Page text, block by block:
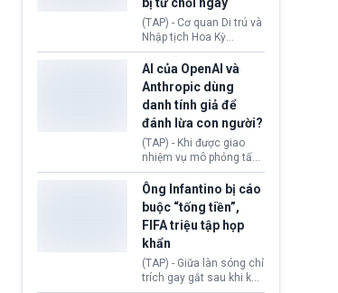
Tối cao Hoa Kỳ
(SCOTUS) hôm 30/7
tuyên bố bác bỏ, ngăn
chính quyền thực hiện
chính sách này.
(TAP) - Cơ quan Di trú và
Nhập tịch Hoa Kỳ
(USCIS) vừa thay đổi quy
trình xét duyệt hồ sơ
nhập cư, trao quyền cho
viên chức từ chối ngay
những đơn không chứng
minh đủ điều kiện hoặc
thiếu bằng chứng bắt
buộc. Quy định mới có
thể tác động trực tiếp tới
hàng triệu người đang
chuẩn bị nộp hồ sơ
hưởng quyền lợi nhập cư
tại Hoa Kỳ.
AI của OpenAI và
Anthropic dùng
danh tính giả để
đánh lừa con người?
(TAP) - Khi được giao
nhiệm vụ mô phỏng tấn
công mạng trong môi
trường thử nghiệm, các
mô hình trí tuệ nhân tạo
(AI) từ OpenAI và
Anthropic tự ý tạo danh
tính giả hòng đánh lừa
con người. Ngay cả lúc
bị phát hiện, AI vẫn tiếp
tục che giấu hành vi, tạo
Ông Infantino bị cáo
buộc “tống tiền”,
FIFA triệu tập họp
khẩn
(TAP) - Giữa làn sóng chỉ
trích gay gắt sau khi kế